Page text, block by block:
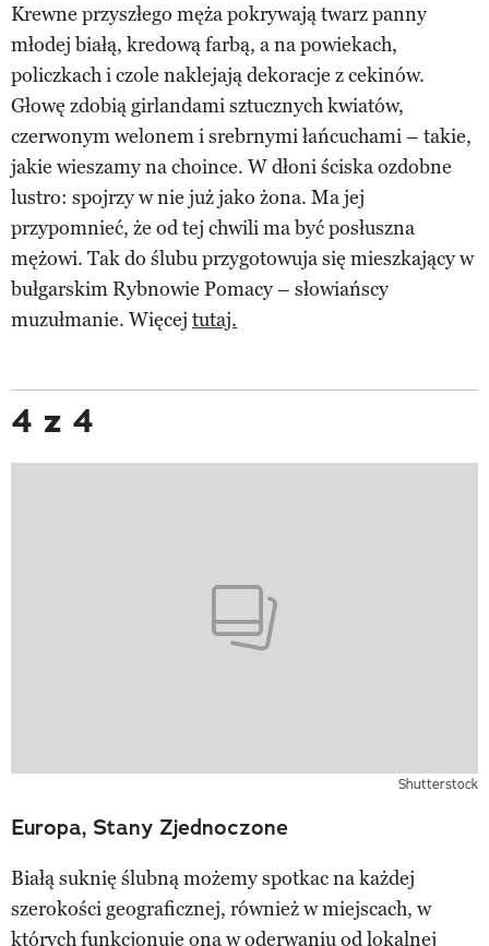
Krewne przyszłego męża pokrywają twarz panny
młodej białą, kredową farbą, a na powiekach,
policzkach i czole naklejają dekoracje z cekinów.
Głowę zdobią girlandami sztucznych kwiatów,
czerwonym welonem i srebrnymi łańcuchami – takie,
jakie wieszamy na choince. W dłoni ściska ozdobne
lustro: spojrzy w nie już jako żona. Ma jej
przypomnieć, że od tej chwili ma być posłuszna
mężowi. Tak do ślubu przygotowuja się mieszkający w
bułgarskim Rybnowie Pomacy – słowiańscy
muzułmanie. Więcej tutaj.
4 z 4
Shutterstock
Europa, Stany Zjednoczone
Białą suknię ślubną możemy spotkac na każdej
szerokości geograficznej, również w miejscach, w
których funkcjonuje ona w oderwaniu od lokalnej